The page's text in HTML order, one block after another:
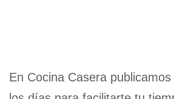
En Cocina Casera